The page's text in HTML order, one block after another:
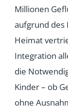
Millionen
aufgrund des
Heimat
Integration
die
Kinder – ob
ohne